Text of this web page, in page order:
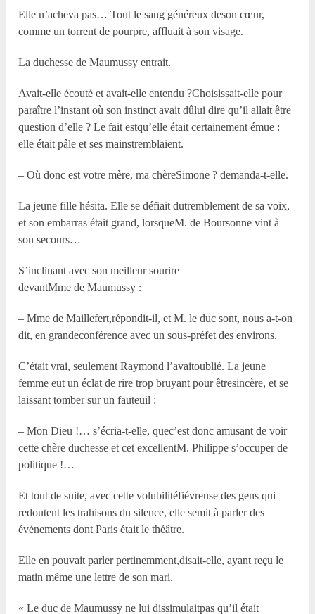
Elle n’acheva pas… Tout le sang généreux deson cœur,
comme un torrent de pourpre, affluait à son visage.
La duchesse de Maumussy entrait.
Avait-elle écouté et avait-elle entendu ?Choisissait-elle pour
paraître l’instant où son instinct avait dûlui dire qu’il allait être
question d’elle ? Le fait estqu’elle était certainement émue :
elle était pâle et ses mainstremblaient.
– Où donc est votre mère, ma chèreSimone ? demanda-t-elle.
La jeune fille hésita. Elle se défiait dutremblement de sa voix,
et son embarras était grand, lorsqueM. de Boursonne vint à
son secours…
S’inclinant avec son meilleur sourire
devantMme de Maumussy :
– Mme de Maillefert,répondit-il, et M. le duc sont, nous a-t-on
dit, en grandeconférence avec un sous-préfet des environs.
C’était vrai, seulement Raymond l’avaitoublié. La jeune
femme eut un éclat de rire trop bruyant pour êtresincère, et se
laissant tomber sur un fauteuil :
– Mon Dieu !… s’écria-t-elle, quec’est donc amusant de voir
cette chère duchesse et cet excellentM. Philippe s’occuper de
politique !…
Et tout de suite, avec cette volubilitéfiévreuse des gens qui
redoutent les trahisons du silence, elle semit à parler des
événements dont Paris était le théâtre.
Elle en pouvait parler pertinemment,disait-elle, ayant reçu le
matin même une lettre de son mari.
« Le duc de Maumussy ne lui dissimulaitpas qu’il était